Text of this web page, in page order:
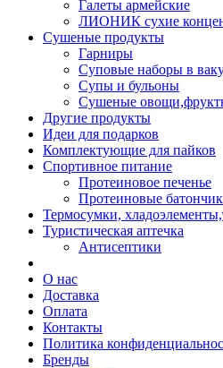
Галеты армейские
ЛИОНИК сухие
Сушеные продукты
Гарниры
Суповые наборы в
Супы и бульоны
Сушеные
Другие продукты
Идеи для подарков
Комплектующие для пайков
Спортивное питание
Протеиновое печенье
Протеиновые
Термосумки,
Туристическая аптечка
Антисептики
О нас
Доставка
Оплата
Контакты
Политика
Бренды